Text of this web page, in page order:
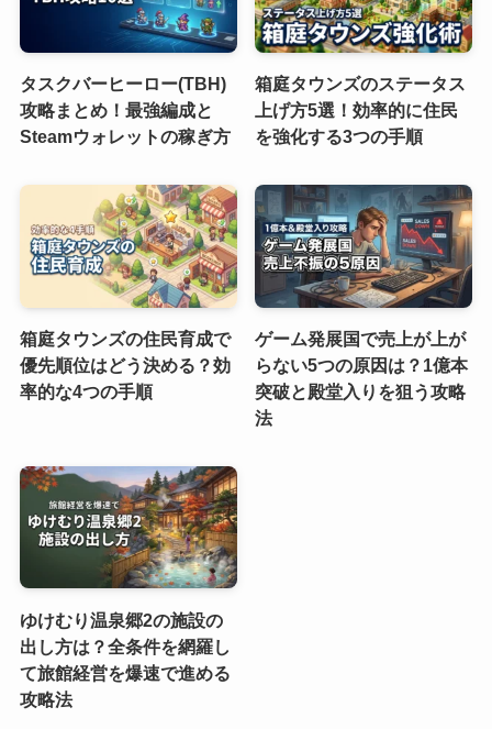
タスクバーヒーロー(TBH)
攻略まとめ！最強編成と
Steamウォレットの稼ぎ方
箱庭タウンズのステータス
上げ方5選！効率的に住民
を強化する3つの手順
箱庭タウンズの住民育成で
優先順位はどう決める？効
率的な4つの手順
ゲーム発展国で売上が上が
らない5つの原因は？1億本
突破と殿堂入りを狙う攻略
法
ゆけむり温泉郷2の施設の
出し方は？全条件を網羅し
て旅館経営を爆速で進める
攻略法